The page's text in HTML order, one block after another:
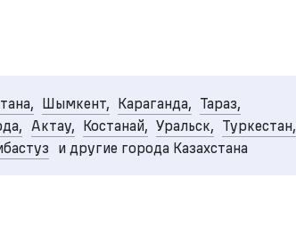
Шымкент, Караганда, Тараз,
Актау, Костанай, Уральск, Туркестан,
и другие города Казахстана